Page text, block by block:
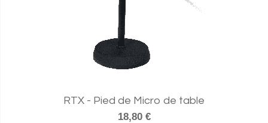
RTX - Pied de Micro de table
18,80 €